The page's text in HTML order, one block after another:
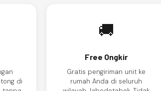
di
🚚
Free Ongkir
Gratis pengiriman unit ke
rumah Anda di seluruh